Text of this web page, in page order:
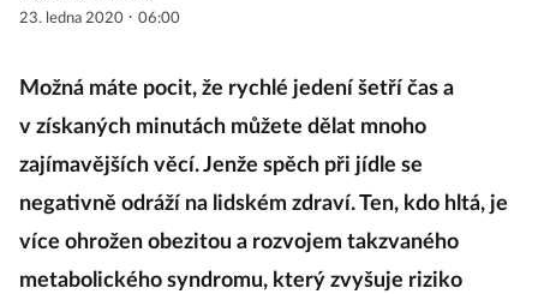
23. ledna 2020 · 06:00
Možná máte pocit, že rychlé jedení šetří čas a
v získaných minutách můžete dělat mnoho
zajímavějších věcí. Jenže spěch při jídle se
negativně odráží na lidském zdraví. Ten, kdo hltá, je
více ohrožen obezitou a rozvojem takzvaného
metabolického syndromu, který zvyšuje riziko